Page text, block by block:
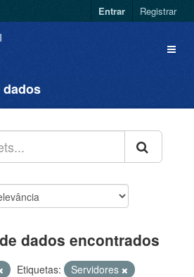
Entrar Registrar
dados encontrados
Etiquetas:
Servidores